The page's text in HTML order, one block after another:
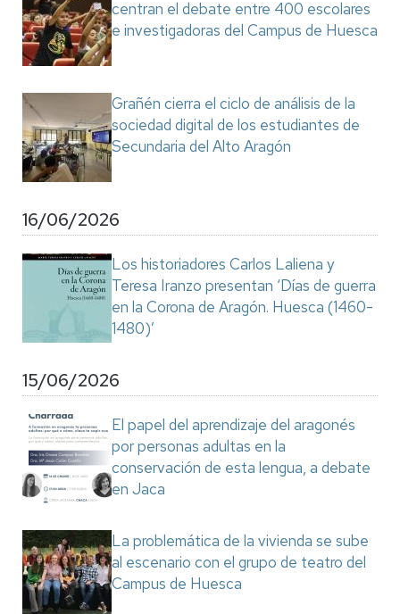
centran el debate entre 400 escolares
e investigadoras del Campus de Huesca
Grañén cierra el ciclo de análisis de la
sociedad digital de los estudiantes de
Secundaria del Alto Aragón
16/06/2026
Los historiadores Carlos Laliena y
Teresa Iranzo presentan ‘Días de guerra
en la Corona de Aragón. Huesca (1460-
1480)’
15/06/2026
El papel del aprendizaje del aragonés
por personas adultas en la
conservación de esta lengua, a debate
en Jaca
La problemática de la vivienda se sube
al escenario con el grupo de teatro del
Campus de Huesca